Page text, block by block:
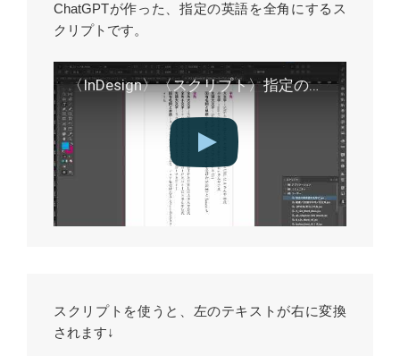
ChatGPTが作った、指定の英語を全角にするス
クリプトです。
〈InDesign〉〈スクリプト〉指定の英単語を全角に
スクリプトを使うと、左のテキストが右に変換
されます↓